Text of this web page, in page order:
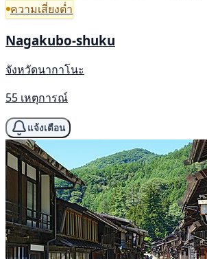
ความเสี่ยงต่ำ
Nagakubo-shuku
จังหวัดนากาโนะ
55 เหตุการณ์
แจ้งเตือน